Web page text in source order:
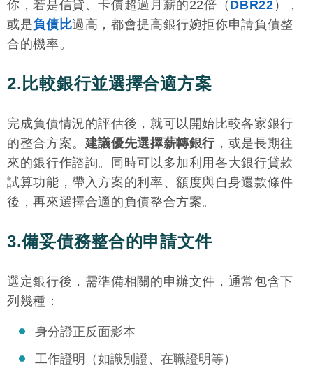
台新銀行 最高500萬
新客戶2.1%
〜15%
〜15%）；
舊客戶
15%
（APR2.1%
〜15%）
元
首期固定利
第2期3.50%
（APR4.20
你，若是信貸、卡債超過月薪的22倍（ DBR22 ），
或是負債比過高，都會提高銀行婉拒你申請負債整
合的機率。
2.比較銀行並選擇合適方案
完成負債情況的評估後，就可以開始比較各家銀行
的整合方案。 建議優先選擇薪轉銀行 ，或是長期往
來的銀行作諮詢。同時可以多加利用各大銀行貸款
試算功能，帶入方案的利率、額度與自身還款條件
後，再來選擇合適的負債整合方案。
3.備妥債務整合的申請文件
選定銀行後，需準備相關的申辦文件，通常包含下
列幾種：
身分證正反面影本
工作證明（如識別證、在職證明等）